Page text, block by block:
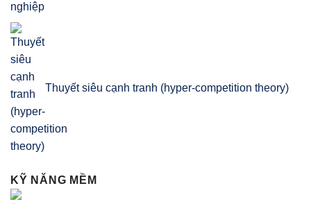
Thuyết siêu cạnh tranh (hyper-competition theory)
KỸ NĂNG MỀM